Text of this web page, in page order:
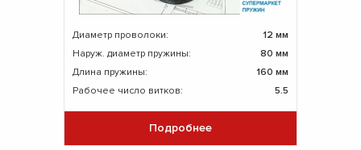
Диаметр проволоки:
12 мм
Наруж. диаметр пружины:
80 мм
Длина пружины:
160 мм
Рабочее число витков:
5.5
Подробнее